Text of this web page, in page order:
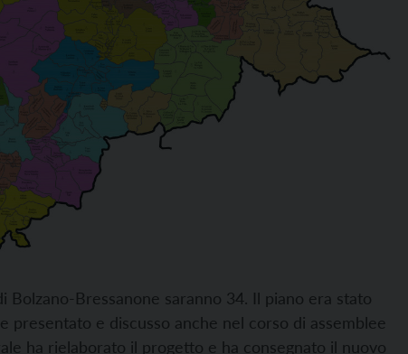
Bolzano-Bressanone saranno 34. Il piano era stato
presentato e discusso anche nel corso di assemblee
ha rielaborato il progetto e ha consegnato il nuovo